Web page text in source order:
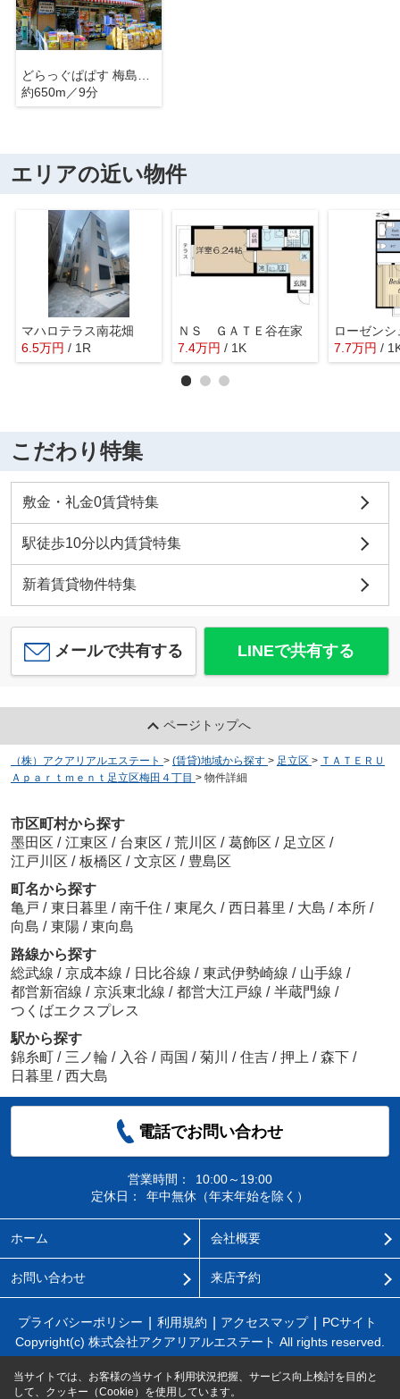
約650m／9分
エリアの近い物件
マハロテラス南花畑
6.5万円 / 1R
ＮＳ ＧＡＴＥ谷在家
7.4万円 / 1K
ローゼン
7.7万円 /
こだわり特集
敷金・礼金0賃貸特集
駅徒歩10分以内賃貸特集
新着賃貸物件特集
メールで共有する LINEで共有する
ページトップへ
（株）アクアリアルエステート > (賃貸)地域から探す > 足立区 > ＴＡＴＥＲＵ
Ａｐａｒｔｍｅｎｔ足立区梅田４丁目 > 物件詳細
市区町村から探す
墨田区 / 江東区 / 台東区 / 荒川区 / 葛飾区 / 足立区 /
江戸川区 / 板橋区 / 文京区 / 豊島区
町名から探す
亀戸 / 東日暮里 / 南千住 / 東尾久 / 西日暮里 / 大島 / 本所 /
向島 / 東陽 / 東向島
路線から探す
総武線 / 京成本線 / 日比谷線 / 東武伊勢崎線 / 山手線 /
都営新宿線 / 京浜東北線 / 都営大江戸線 / 半蔵門線 /
つくばエクスプレス
駅から探す
錦糸町 / 三ノ輪 / 入谷 / 両国 / 菊川 / 住吉 / 押上 / 森下 /
日暮里 / 西大島
電話でお問い合わせ
営業時間：
10:00～19:00
定休日：
年中無休（年末年始を除く）
ホーム 会社概要
お問い合わせ 来店予約
プライバシーポリシー 利用規約 アクセスマップ
PCサイト
Copyright(c) 株式会社アクアリアルエステート All rights reserved.
当サイトでは、お客様の当サイト利用状況把握、サービス向上検討を目的と
して、クッキー（Cookie）を使用しています。